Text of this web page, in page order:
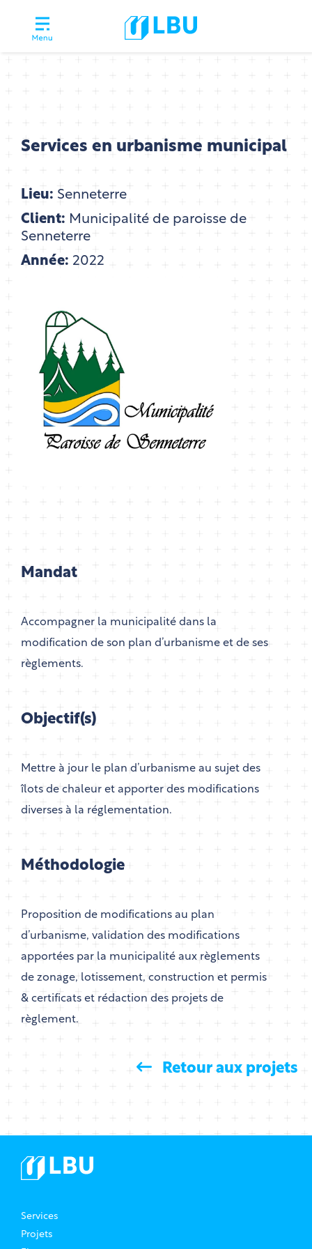
Services en urbanisme municipal
Lieu: Senneterre
Client: Municipalité de paroisse de
Senneterre
Année: 2022
Mandat
Accompagner la municipalité dans la
modification de son plan d’urbanisme et de ses
règlements.
Objectif(s)
Mettre à jour le plan d’urbanisme au sujet des
îlots de chaleur et apporter des modifications
diverses à la réglementation.
Méthodologie
Proposition de modifications au plan
d’urbanisme, validation des modifications
apportées par la municipalité aux règlements
de zonage, lotissement, construction et permis
& certificats et rédaction des projets de
règlement.
Retour aux projets
Services
Projets